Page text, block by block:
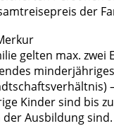
der
gelten max.
Kinder sind bis
der Ausbildung sind.